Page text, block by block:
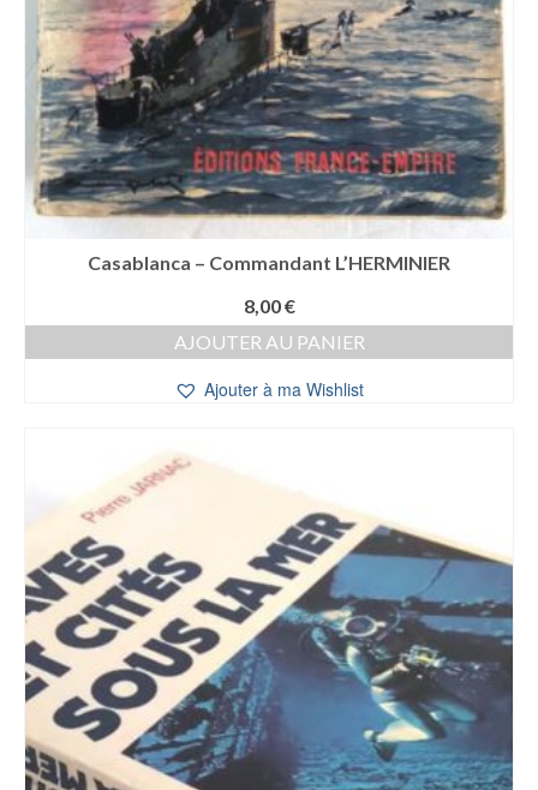
Casablanca – Commandant L’HERMINIER
8,00€
AJOUTER AU PANIER
Ajouter à ma Wishlist